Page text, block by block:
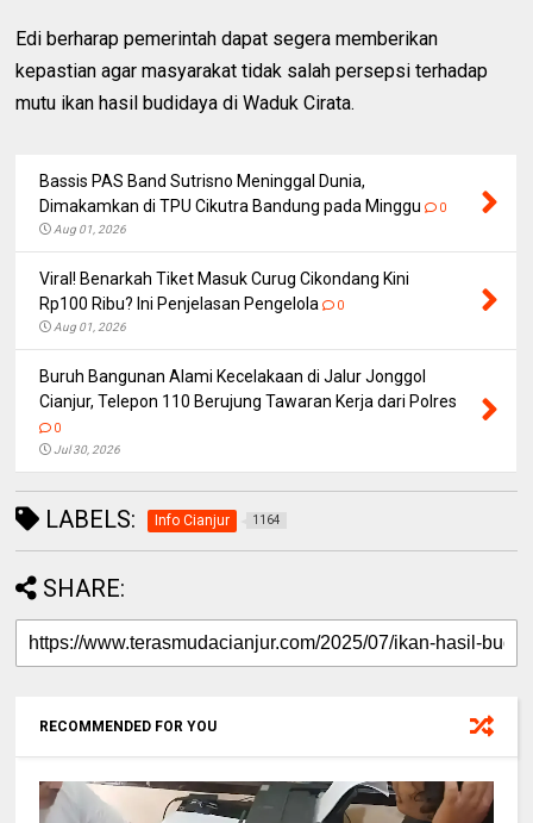
Edi berharap pemerintah dapat segera memberikan
kepastian agar masyarakat tidak salah persepsi terhadap
mutu ikan hasil budidaya di Waduk Cirata.
Bassis PAS Band Sutrisno Meninggal Dunia,
Dimakamkan di TPU Cikutra Bandung pada Minggu
0
Aug 01, 2026
Viral! Benarkah Tiket Masuk Curug Cikondang Kini
Rp100 Ribu? Ini Penjelasan Pengelola
0
Aug 01, 2026
Buruh Bangunan Alami Kecelakaan di Jalur Jonggol
Cianjur, Telepon 110 Berujung Tawaran Kerja dari Polres
0
Jul 30, 2026
LABELS: Info Cianjur 1164
SHARE:
RECOMMENDED FOR YOU